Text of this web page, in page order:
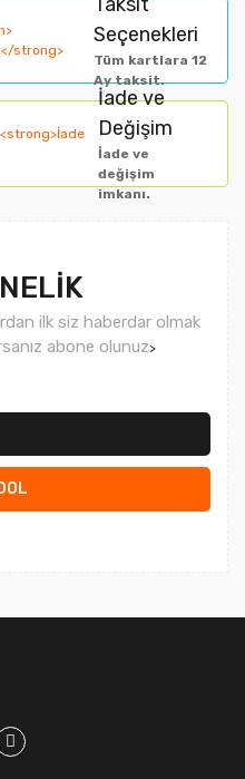
olmalı.
Seçenekleri
Tüm kartlara 12
Ay taksit.
İade ve
Değişim
İade ve
değişim
imkanı.
ilk siz haberdar olmak
abone olunuz>